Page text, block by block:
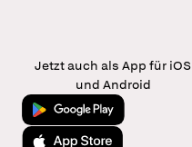
Jetzt auch als App für iOS
und Android
Jetzt bei Google Play
Laden im App Store